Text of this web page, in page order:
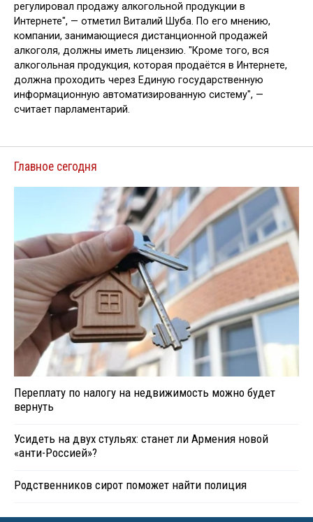
регулировал продажу алкогольной продукции в
Интернете", — отметил Виталий Шуба. По его мнению,
компании, занимающиеся дистанционной продажей
алкоголя, должны иметь лицензию. "Кроме того, вся
алкогольная продукция, которая продаётся в Интернете,
должна проходить через Единую государственную
информационную автоматизированную систему", —
считает парламентарий.
Главное сегодня
Переплату по налогу на недвижимость можно будет
вернуть
Усидеть на двух стульях: станет ли Армения новой
«анти-Россией»?
Родственников сирот поможет найти полиция